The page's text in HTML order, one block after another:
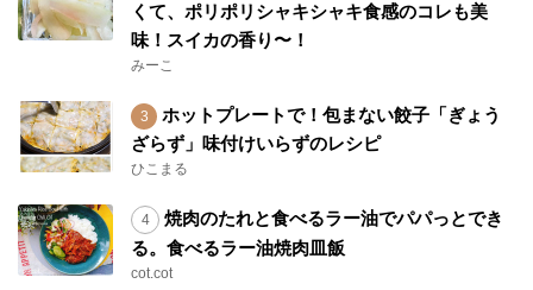
くて、ポリポリシャキシャキ食感のコレも美
味！スイカの香り〜！
みーこ
ホットプレートで！包まない餃子「ぎょう
ざらず」味付けいらずのレシピ
ひこまる
焼肉のたれと食べるラー油でパパっとでき
る。食べるラー油焼肉皿飯
cot.cot